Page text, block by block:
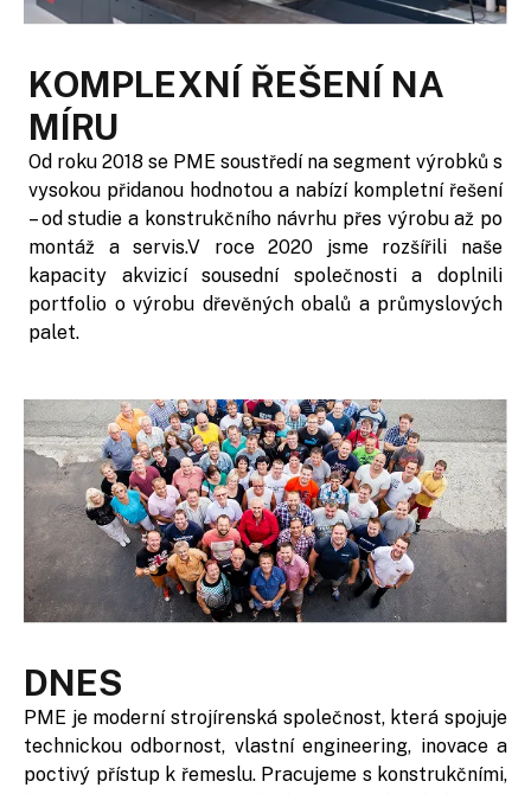
KOMPLEXNÍ ŘEŠENÍ NA
MÍRU
Od roku 2018 se PME soustředí na segment výrobků s
vysokou přidanou hodnotou a nabízí kompletní řešení
– od studie a konstrukčního návrhu přes výrobu až po
montáž a servis.V roce 2020 jsme rozšířili naše
kapacity akvizicí sousední společnosti a doplnili
portfolio o výrobu dřevěných obalů a průmyslových
palet.
DNES
PME je moderní strojírenská společnost, která spojuje
technickou odbornost, vlastní engineering, inovace a
poctivý přístup k řemeslu. Pracujeme s konstrukčními,